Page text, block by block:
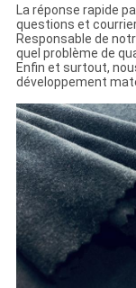
La réponse rapide
questions et
Responsable de
quel problème de
Enfin et surtout,
développement